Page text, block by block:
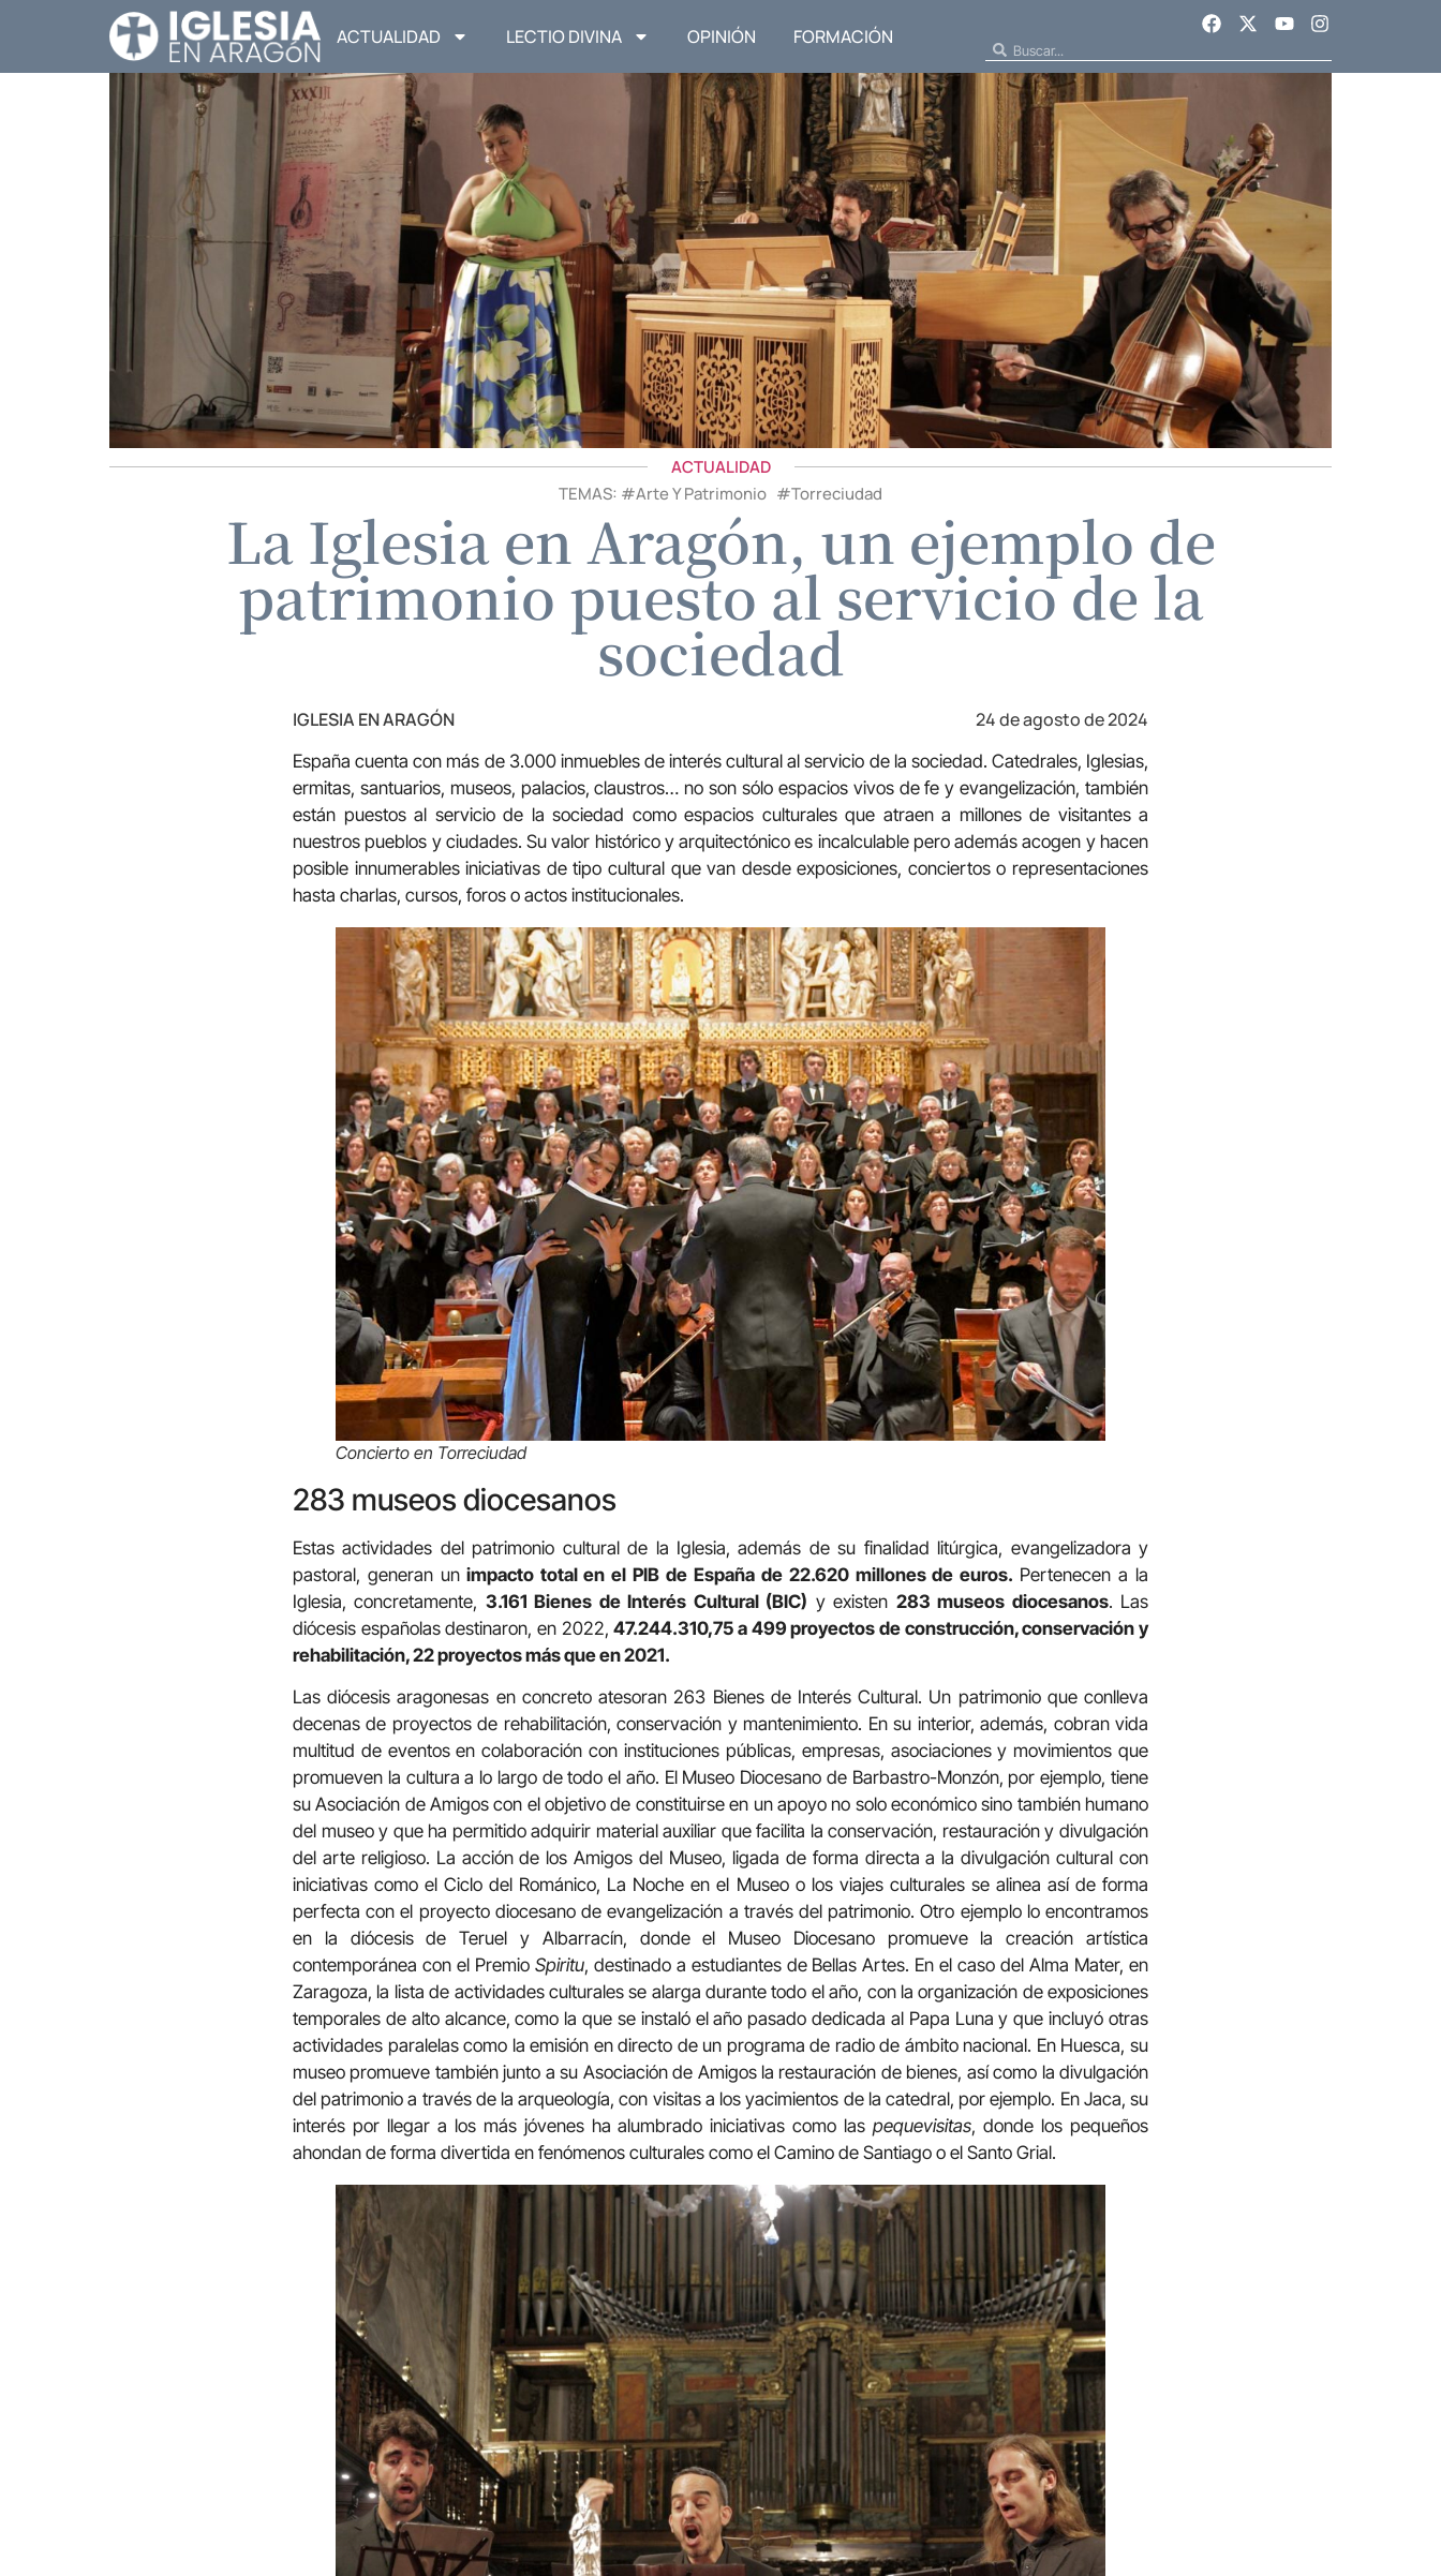
ACTUALIDAD LECTIO DIVINA OPINIÓN FORMACIÓN
ACTUALIDAD
TEMAS: #Arte Y Patrimonio #Torreciudad
La Iglesia en Aragón, un ejemplo de
patrimonio puesto al servicio de la
sociedad
IGLESIA EN ARAGÓN 24 de agosto de 2024
España cuenta con más de 3.000 inmuebles de interés cultural al servicio de la sociedad. Catedrales, Iglesias,
ermitas, santuarios, museos, palacios, claustros… no son sólo espacios vivos de fe y evangelización, también
están puestos al servicio de la sociedad como espacios culturales que atraen a millones de visitantes a
nuestros pueblos y ciudades. Su valor histórico y arquitectónico es incalculable pero además acogen y hacen
posible innumerables iniciativas de tipo cultural que van desde exposiciones, conciertos o representaciones
hasta charlas, cursos, foros o actos institucionales.
Concierto en Torreciudad
283 museos diocesanos
Estas actividades del patrimonio cultural de la Iglesia, además de su finalidad litúrgica, evangelizadora y
pastoral, generan unimpacto total en el PIB de España de 22.620 millones de euros. Pertenecen a la
Iglesia, concretamente, 3.161 Bienes de Interés Cultural (BIC) y existen 283 museos diocesanos. Las
diócesis españolas destinaron, en 2022,47.244.310,75 a 499 proyectos de construcción, conservación y
rehabilitación, 22 proyectos más que en 2021.
Las diócesis aragonesas en concreto atesoran 263 Bienes de Interés Cultural. Un patrimonio que conlleva
decenas de proyectos de rehabilitación, conservación y mantenimiento. En su interior, además, cobran vida
multitud de eventos en colaboración con instituciones públicas, empresas, asociaciones y movimientos que
promueven la cultura a lo largo de todo el año. El Museo Diocesano de Barbastro-Monzón, por ejemplo, tiene
su Asociación de Amigos con el objetivo de constituirse en un apoyo no solo económico sino también humano
del museo y que ha permitido adquirir material auxiliar que facilita la conservación, restauración y divulgación
del arte religioso. La acción de los Amigos del Museo, ligada de forma directa a la divulgación cultural con
iniciativas como el Ciclo del Románico, La Noche en el Museo o los viajes culturales se alinea así de forma
perfecta con el proyecto diocesano de evangelización a través del patrimonio. Otro ejemplo lo encontramos
en la diócesis de Teruel y Albarracín, donde el Museo Diocesano promueve la creación artística
contemporánea con el Premio Spiritu, destinado a estudiantes de Bellas Artes. En el caso del Alma Mater, en
Zaragoza, la lista de actividades culturales se alarga durante todo el año, con la organización de exposiciones
temporales de alto alcance, como la que se instaló el año pasado dedicada al Papa Luna y que incluyó otras
actividades paralelas como la emisión en directo de un programa de radio de ámbito nacional. En Huesca, su
museo promueve también junto a su Asociación de Amigos la restauración de bienes, así como la divulgación
del patrimonio a través de la arqueología, con visitas a los yacimientos de la catedral, por ejemplo. En Jaca, su
interés por llegar a los más jóvenes ha alumbrado iniciativas como laspequevisitas, donde los pequeños
ahondan de forma divertida en fenómenos culturales como el Camino de Santiago o el Santo Grial.